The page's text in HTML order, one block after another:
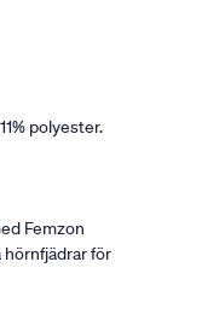
polyester.
Femzon
för